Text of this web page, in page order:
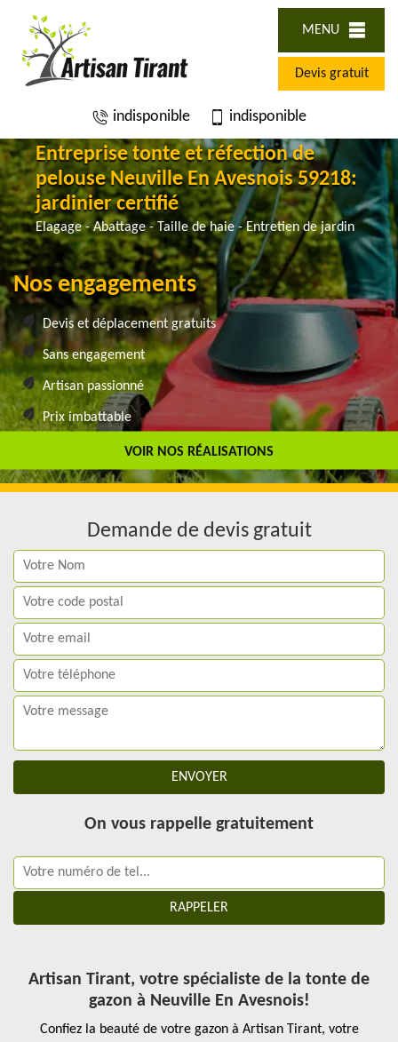
MENU
Devis gratuit
indisponible indisponible
Entreprise tonte et réfection de
pelouse Neuville En Avesnois 59218:
jardinier certifié
Elagage - Abattage - Taille de haie - Entretien de jardin
VOIR NOS RÉALISATIONS
Nos engagements
Devis et déplacement gratuits
Sans engagement
Artisan passionné
Prix imbattable
Travail de qualité
Demande de devis gratuit
On vous rappelle gratuitement
Artisan Tirant, votre spécialiste de la tonte de
gazon à Neuville En Avesnois!
Confiez la beauté de votre gazon à Artisan Tirant, votre